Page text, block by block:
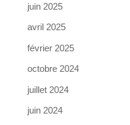
juin 2025
avril 2025
février 2025
octobre 2024
juillet 2024
juin 2024